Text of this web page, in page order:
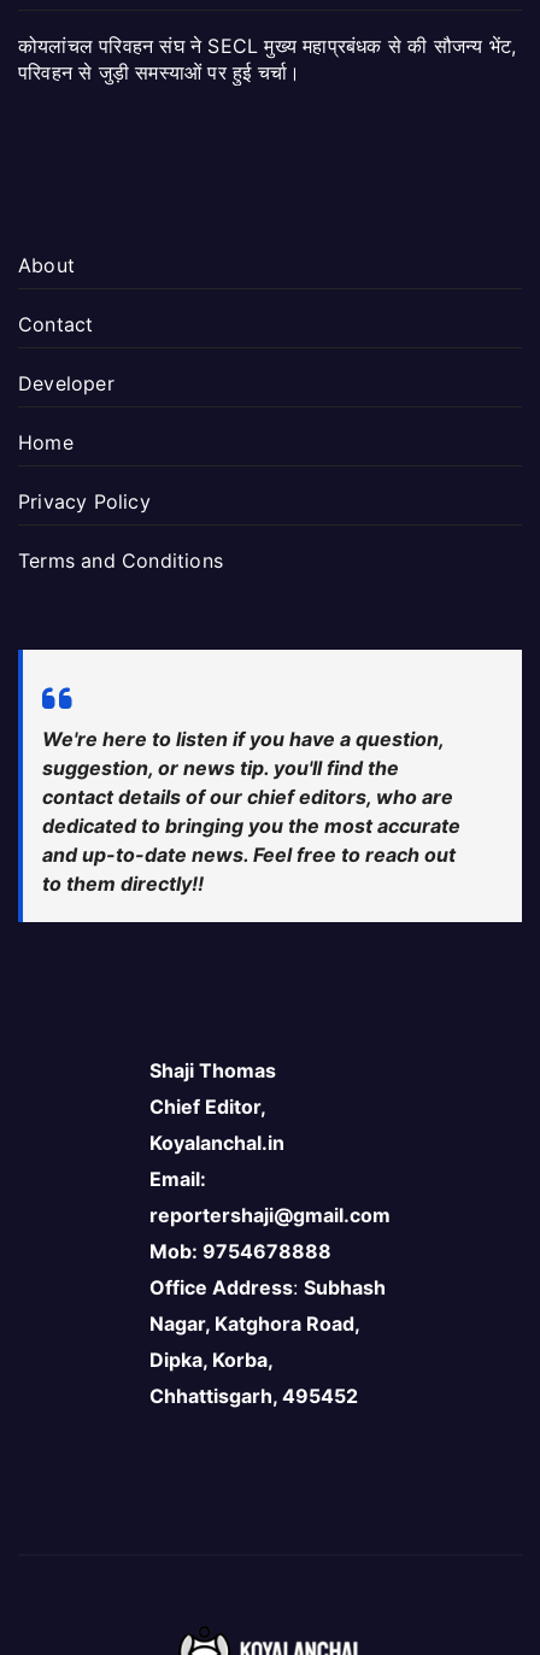
कोयलांचल परिवहन संघ ने SECL मुख्य महाप्रबंधक से की सौजन्य भेंट,
परिवहन से जुड़ी समस्याओं पर हुई चर्चा।
About
Contact
Developer
Home
Privacy Policy
Terms and Conditions
We're here to listen if you have a question,
suggestion, or news tip. you'll find the
contact details of our chief editors, who are
dedicated to bringing you the most accurate
and up-to-date news. Feel free to reach out
to them directly!!
Shaji Thomas
Chief Editor,
Koyalanchal.in
Email:
reportershaji@gmail.com
Mob: 9754678888
Office Address: Subhash
Nagar, Katghora Road,
Dipka, Korba,
Chhattisgarh, 495452